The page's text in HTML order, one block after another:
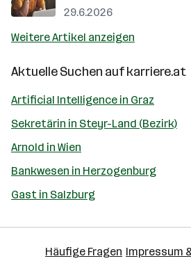
29.6.2026
Weitere Artikel anzeigen
Aktuelle Suchen aufkarriere.at
Artificial Intelligence in Graz
Sekretärin in Steyr-Land (Bezirk)
Arnold in Wien
Bankwesen in Herzogenburg
Gast in Salzburg
Häufige Fragen Impressum